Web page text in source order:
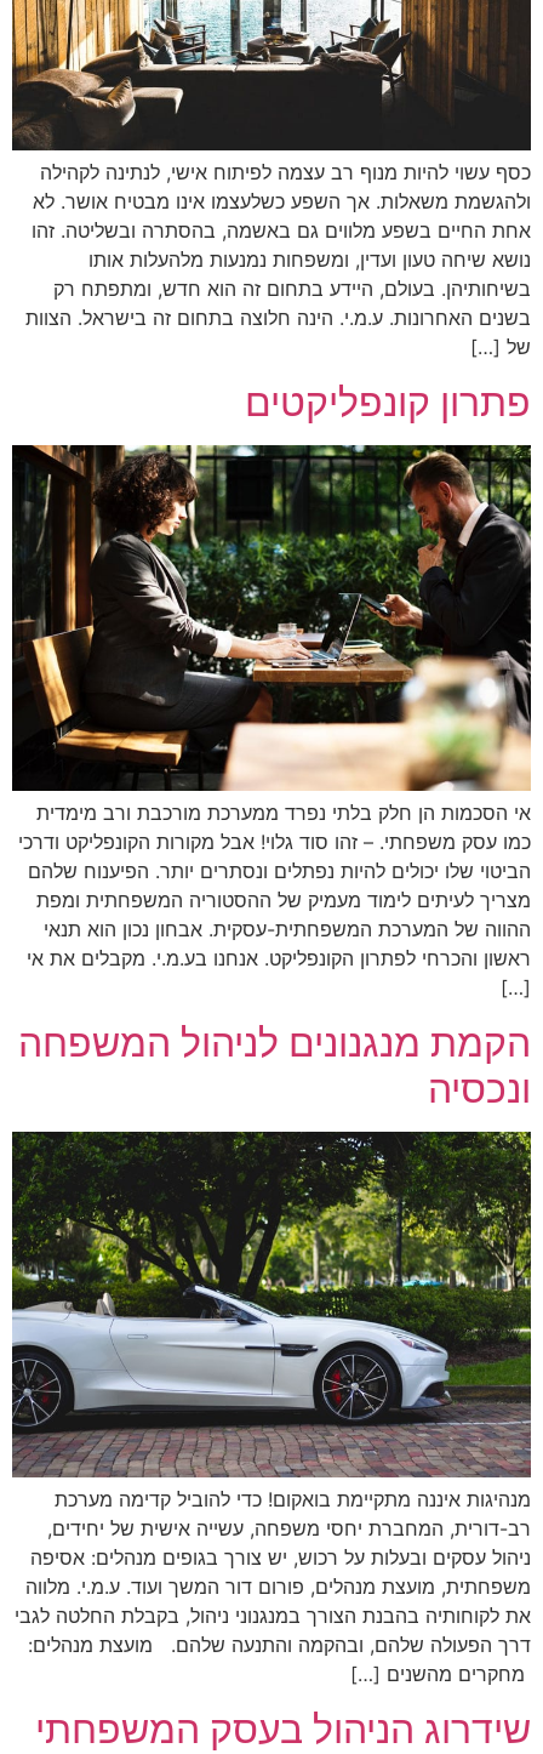
כסף עשוי להיות מנוף רב עצמה לפיתוח אישי, לנתינה לקהילה
ולהגשמת משאלות. אך השפע כשלעצמו אינו מבטיח אושר. לא
אחת החיים בשפע מלווים גם באשמה, בהסתרה ובשליטה. זהו
נושא שיחה טעון ועדין, ומשפחות נמנעות מלהעלות אותו
בשיחותיהן. בעולם, היידע בתחום זה הוא חדש, ומתפתח רק
בשנים האחרונות. ע.מ.י. הינה חלוצה בתחום זה בישראל. הצוות
של […]
פתרון קונפליקטים
אי הסכמות הן חלק בלתי נפרד ממערכת מורכבת ורב מימדית
כמו עסק משפחתי. – זהו סוד גלוי! אבל מקורות הקונפליקט ודרכי
הביטוי שלו יכולים להיות נפתלים ונסתרים יותר. הפיענוח שלהם
מצריך לעיתים לימוד מעמיק של ההסטוריה המשפחתית ומפת
ההווה של המערכת המשפחתית-עסקית. אבחון נכון הוא תנאי
ראשון והכרחי לפתרון הקונפליקט. אנחנו בע.מ.י. מקבלים את אי
[…]
הקמת מנגנונים לניהול המשפחה
ונכסיה
מנהיגות איננה מתקיימת בואקום! כדי להוביל קדימה מערכת
רב-דורית, המחברת יחסי משפחה, עשייה אישית של יחידים,
ניהול עסקים ובעלות על רכוש, יש צורך בגופים מנהלים: אסיפה
משפחתית, מועצת מנהלים, פורום דור המשך ועוד. ע.מ.י. מלווה
את לקוחותיה בהבנת הצורך במנגנוני ניהול, בקבלת החלטה לגבי
דרך הפעולה שלהם, ובהקמה והתנעה שלהם. מועצת מנהלים:
מחקרים מהשנים […]
שידרוג הניהול בעסק המשפחתי